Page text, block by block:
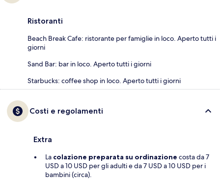
Ristoranti
Beach Break Cafe: ristorante per famiglie in loco. Aperto tutti i
giorni
Sand Bar: bar in loco. Aperto tutti i giorni
Starbucks: coffee shop in loco. Aperto tutti i giorni
Costi e regolamenti
Extra
La colazione preparata su ordinazione costa da 7
USD a 10 USD per gli adulti e da 7 USD a 10 USD per i
bambini (circa).